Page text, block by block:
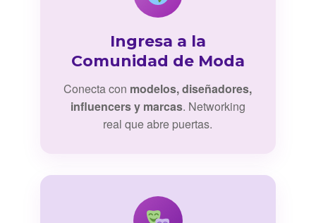
Ingresa a la
Comunidad de Moda
Conecta con modelos, diseñadores,
influencers y marcas. Networking
real que abre puertas.